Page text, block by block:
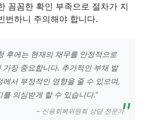
꼼꼼한 확인 부족으로 절차가 지
번하니 주의해야 합니다.
후에는 현재의 채무를 안정적으로
가장 중요합니다. 추가적인 부채 발
에서 부정적인 영향을 줄 수 있으며,
를 의심받게 할 수 있습니다.”
– 신용회복위원회 상담 전문가